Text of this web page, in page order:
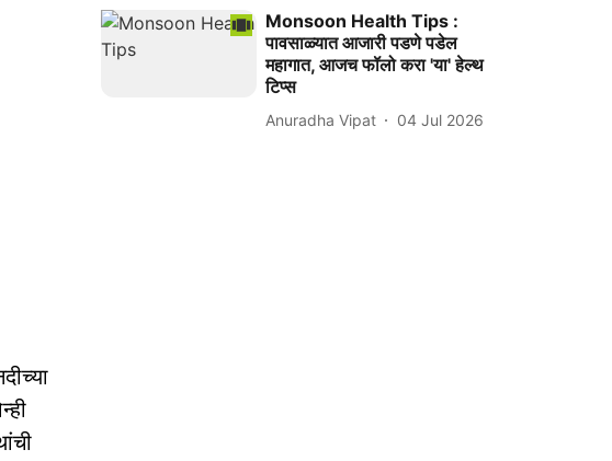
Monsoon Health Tips :
पावसाळ्यात आजारी पडणे पडेल
महागात, आजच फॉलो करा 'या' हेल्थ
टिप्स
Anuradha Vipat 04 Jul 2026